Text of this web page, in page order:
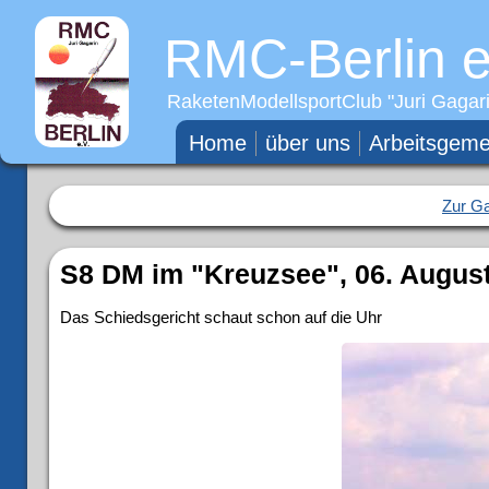
RMC-Berlin
RaketenModellsportClub "Juri
Home über uns
Zur
S8 DM im "Kreuzsee", 06.
Das Schiedsgericht schaut schon auf die Uhr